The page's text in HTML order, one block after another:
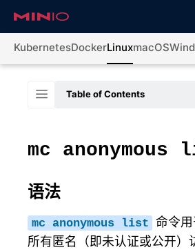
KubernetesDockerLinuxmacOS
Table of Contents
mc anonymous
语法
mc anonymous list 命令
所有匿名（即未认证或公开）